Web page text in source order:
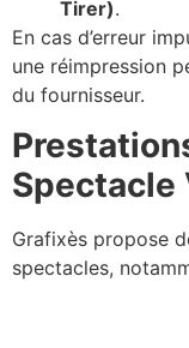
Tirer).
En cas d’erreur
une réimpression
du fournisseur.
Spectacle
Grafixès propose
spectacles,